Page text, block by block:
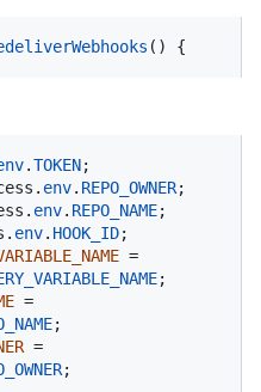
( ) {
.TOKEN;
env. REPO_OWNER;
env. REPO_NAME;
env. HOOK_ID;
=
;
=
;
=
;